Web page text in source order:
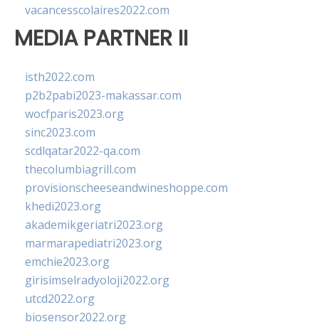
vacancesscolaires2022.com
MEDIA PARTNER II
isth2022.com
p2b2pabi2023-makassar.com
wocfparis2023.org
sinc2023.com
scdlqatar2022-qa.com
thecolumbiagrill.com
provisionscheeseandwineshoppe.com
khedi2023.org
akademikgeriatri2023.org
marmarapediatri2023.org
emchie2023.org
girisimselradyoloji2022.org
utcd2022.org
biosensor2022.org